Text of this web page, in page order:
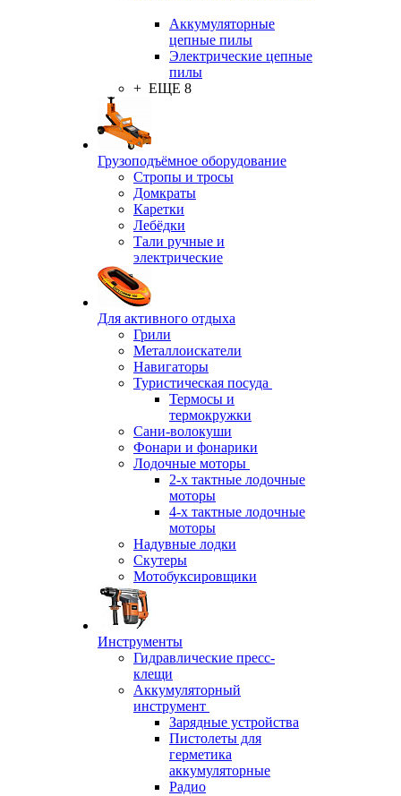
Аккумуляторные
цепные пилы
Электрические цепные
пилы
+ ЕЩЕ 8
Грузоподъёмное оборудование
Стропы и тросы
Домкраты
Каретки
Лебёдки
Тали ручные и
электрические
Для активного отдыха
Грили
Металлоискатели
Навигаторы
Туристическая посуда
Термосы и
термокружки
Сани-волокуши
Фонари и фонарики
Лодочные моторы
2-х тактные лодочные
моторы
4-х тактные лодочные
моторы
Надувные лодки
Скутеры
Мотобуксировщики
Инструменты
Гидравлические пресс-
клещи
Аккумуляторный
инструмент
Зарядные устройства
Пистолеты для
герметика
аккумуляторные
Радио